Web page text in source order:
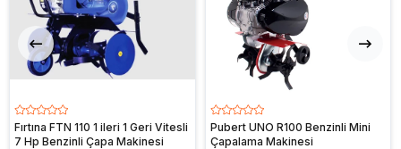
Fırtına FTN 110 1 ileri 1 Geri Vitesli
7 Hp Benzinli Çapa Makinesi
Pubert UNO R100 Benzinli Mini
Çapalama Makinesi